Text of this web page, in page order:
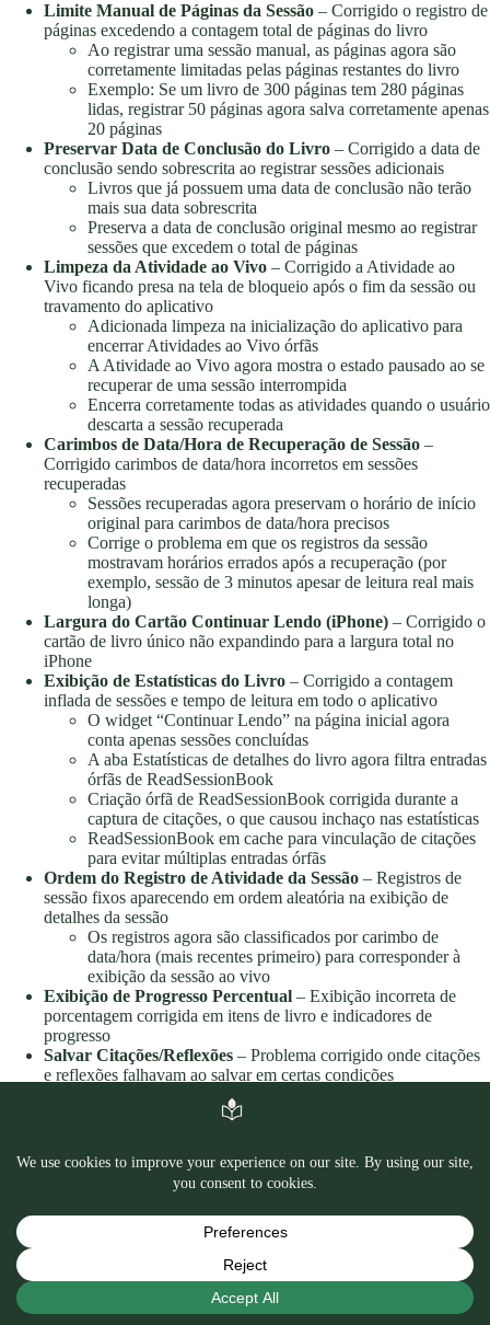
Limite Manual de Páginas da Sessão – Corrigido o registro de
páginas excedendo a contagem total de páginas do livro
Ao registrar uma sessão manual, as páginas agora são
corretamente limitadas pelas páginas restantes do livro
Exemplo: Se um livro de 300 páginas tem 280 páginas
lidas, registrar 50 páginas agora salva corretamente apenas
20 páginas
Preservar Data de Conclusão do Livro – Corrigido a data de
conclusão sendo sobrescrita ao registrar sessões adicionais
Livros que já possuem uma data de conclusão não terão
mais sua data sobrescrita
Preserva a data de conclusão original mesmo ao registrar
sessões que excedem o total de páginas
Limpeza da Atividade ao Vivo – Corrigido a Atividade ao
Vivo ficando presa na tela de bloqueio após o fim da sessão ou
travamento do aplicativo
Adicionada limpeza na inicialização do aplicativo para
encerrar Atividades ao Vivo órfãs
A Atividade ao Vivo agora mostra o estado pausado ao se
recuperar de uma sessão interrompida
Encerra corretamente todas as atividades quando o usuário
descarta a sessão recuperada
Carimbos de Data/Hora de Recuperação de Sessão –
Corrigido carimbos de data/hora incorretos em sessões
recuperadas
Sessões recuperadas agora preservam o horário de início
original para carimbos de data/hora precisos
Corrige o problema em que os registros da sessão
mostravam horários errados após a recuperação (por
exemplo, sessão de 3 minutos apesar de leitura real mais
longa)
Largura do Cartão Continuar Lendo (iPhone) – Corrigido o
cartão de livro único não expandindo para a largura total no
iPhone
Exibição de Estatísticas do Livro – Corrigido a contagem
inflada de sessões e tempo de leitura em todo o aplicativo
O widget “Continuar Lendo” na página inicial agora
conta apenas sessões concluídas
A aba Estatísticas de detalhes do livro agora filtra entradas
órfãs de ReadSessionBook
Criação órfã de ReadSessionBook corrigida durante a
captura de citações, o que causou inchaço nas estatísticas
ReadSessionBook em cache para vinculação de citações
para evitar múltiplas entradas órfãs
Ordem do Registro de Atividade da Sessão – Registros de
sessão fixos aparecendo em ordem aleatória na exibição de
detalhes da sessão
Os registros agora são classificados por carimbo de
data/hora (mais recentes primeiro) para corresponder à
exibição da sessão ao vivo
Exibição de Progresso Percentual – Exibição incorreta de
porcentagem corrigida em itens de livro e indicadores de
progresso
Salvar Citações/Reflexões – Problema corrigido onde citações
e reflexões falhavam ao salvar em certas condições
Estabilidade da Sessão ao Vivo
travamento/congelamento potenciais corrigidos durante sessões
Cache de Imagem de Continuar Leitura – Capas de livros
não estavam sendo armazenadas em cache corretamente no
widget Continuar Leitura
Cor de Tonalidade das Configurações– Cor de tonalidade
incorreta corrigida nas telas de Configurações e Sobre
– Preferência de layout
da biblioteca não estava persistindo entre as inicializações do